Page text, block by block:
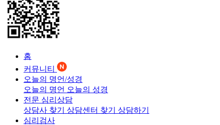
홈
커뮤니티
오늘의 명언/성경
오늘의 명언 오늘의 성경
전문 심리상담
상담사 찾기 상담센터 찾기 상담하기
심리검사